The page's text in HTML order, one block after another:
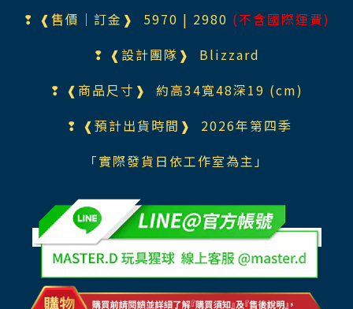
❢ ❰售價｜訂金❱ 5970 | 2980 (不含國際運費)
❢ ❰設計團隊❱ Blizzard
❢ ❰商品尺寸❱ 約高34寬48深19 (cm)
❢ ❰預計出貨時間❱ 2026年第四季
「實際發貨日依工作室為主」